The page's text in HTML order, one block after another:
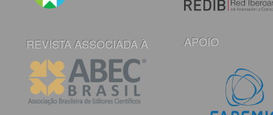
REVISTA ASSOCIADA À APOIO